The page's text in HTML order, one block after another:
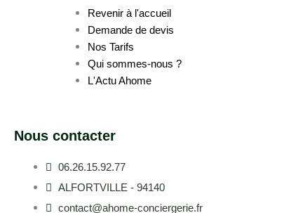
Revenir à l'accueil
Demande de devis
Nos Tarifs
Qui sommes-nous ?
L'Actu Ahome
Nous contacter
06.26.15.92.77
ALFORTVILLE - 94140
contact@ahome-conciergerie.fr